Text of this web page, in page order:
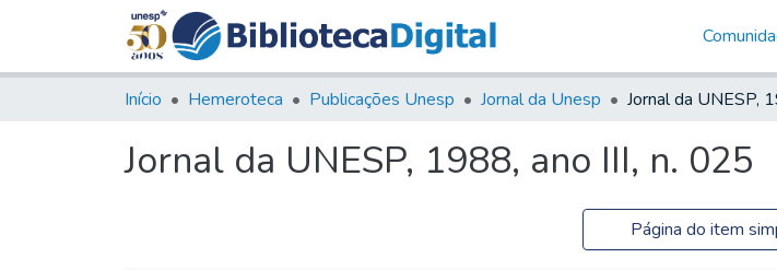
Início Hemeroteca Publicações Unesp Jornal da Unesp
Jornal da UNESP, 1988, ano III, n. 025
Página do item